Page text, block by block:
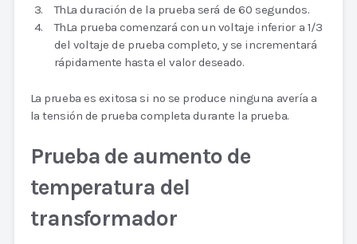
ThLa duración de la prueba será de 60 segundos.
ThLa prueba comenzará con un voltaje inferior a 1/3
del voltaje de prueba completo, y se incrementará
rápidamente hasta el valor deseado.
La prueba es exitosa si no se produce ninguna avería a
la tensión de prueba completa durante la prueba.
Prueba de aumento de
temperatura del
transformador